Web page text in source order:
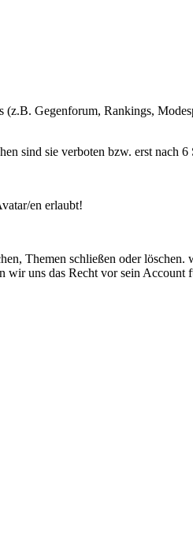
(z.B. Gegenforum, Rankings,
sind sie verboten bzw. erst nach 6
en erlaubt!
Themen schließen oder löschen.
wir uns das Recht vor sein Account